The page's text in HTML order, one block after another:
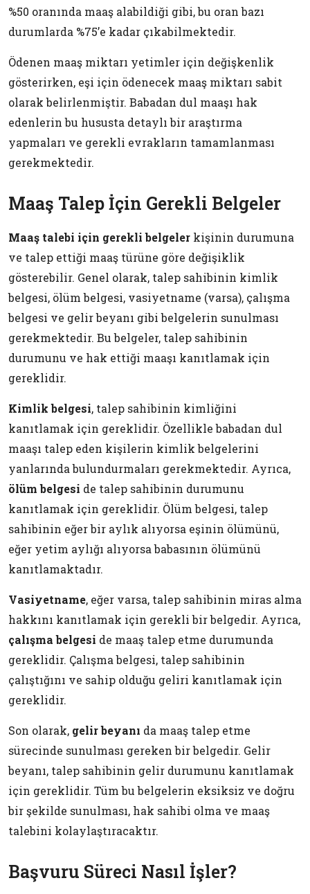
%50 oranında maaş alabildiği gibi, bu oran bazı
durumlarda %75’e kadar çıkabilmektedir.
Ödenen maaş miktarı yetimler için değişkenlik
gösterirken, eşi için ödenecek maaş miktarı sabit
olarak belirlenmiştir. Babadan dul maaşı hak
edenlerin bu hususta detaylı bir araştırma
yapmaları ve gerekli evrakların tamamlanması
gerekmektedir.
Maaş Talep İçin Gerekli Belgeler
Maaş talebi için gerekli belgeler kişinin durumuna
ve talep ettiği maaş türüne göre değişiklik
gösterebilir. Genel olarak, talep sahibinin kimlik
belgesi, ölüm belgesi, vasiyetname (varsa), çalışma
belgesi ve gelir beyanı gibi belgelerin sunulması
gerekmektedir. Bu belgeler, talep sahibinin
durumunu ve hak ettiği maaşı kanıtlamak için
gereklidir.
Kimlik belgesi, talep sahibinin kimliğini
kanıtlamak için gereklidir. Özellikle babadan dul
maaşı talep eden kişilerin kimlik belgelerini
yanlarında bulundurmaları gerekmektedir. Ayrıca,
ölüm belgesi de talep sahibinin durumunu
kanıtlamak için gereklidir. Ölüm belgesi, talep
sahibinin eğer bir aylık alıyorsa eşinin ölümünü,
eğer yetim aylığı alıyorsa babasının ölümünü
kanıtlamaktadır.
Vasiyetname, eğer varsa, talep sahibinin miras alma
hakkını kanıtlamak için gerekli bir belgedir. Ayrıca,
çalışma belgesi de maaş talep etme durumunda
gereklidir. Çalışma belgesi, talep sahibinin
çalıştığını ve sahip olduğu geliri kanıtlamak için
gereklidir.
Son olarak, gelir beyanı da maaş talep etme
sürecinde sunulması gereken bir belgedir. Gelir
beyanı, talep sahibinin gelir durumunu kanıtlamak
için gereklidir. Tüm bu belgelerin eksiksiz ve doğru
bir şekilde sunulması, hak sahibi olma ve maaş
talebini kolaylaştıracaktır.
Başvuru Süreci Nasıl İşler?